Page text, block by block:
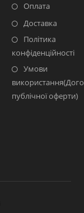
Оплата
Доставка
Політика
конфіденційності
Умови
публічної оферти)